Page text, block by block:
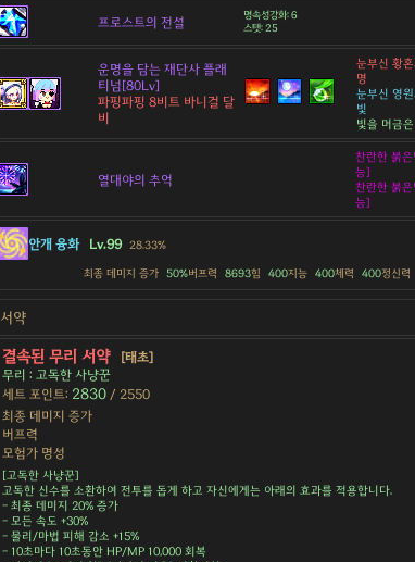
프로스트의 전설
명속성강화: 6
스탯: 25
운명을 담는 재단사 플래
티넘[80Lv]
파핑파핑 8비트 바니걸 달
비
눈부신 황
명
눈부신 영
빛
빛을 머금
열대야의 추억
찬란한 붉
능]
찬란한 붉
능]
안개 융화 Lv.99 28.33%
최종 데미지 증가 50%버프력 8693힘 400지능 400체력 400정신력
서약
결속된 무리 서약
[태초]
무리 : 고독한 사냥꾼
세트 포인트: 2830 / 2550
최종 데미지 증가
버프력
모험가 명성
[고독한 사냥꾼]
고독한 신수를 소환하여 전투를 돕게 하고 자신에게는 아래의 효과를 적용합니다.
- 최종 데미지 20% 증가
- 모든 속도 +30%
- 물리/마법 피해 감소 +15%
- 10초마다 10초동안 HP/MP 10,000 회복